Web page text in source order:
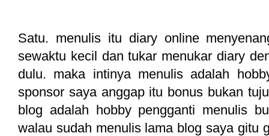
Satu. menulis itu diary online
sewaktu kecil dan tukar menukar diary
dulu. maka intinya menulis adalah
sponsor saya anggap itu bonus bukan
blog adalah hobby pengganti menulis
walau sudah menulis lama blog saya gitu